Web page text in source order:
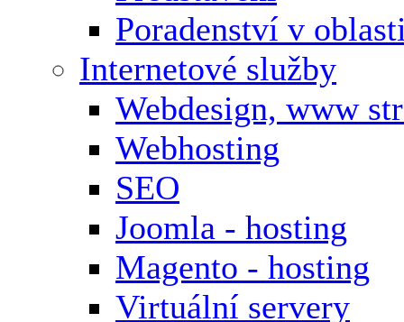
Poradenství v
Internetové služby
Webdesign, www
Webhosting
SEO
Joomla - hosting
Magento - hosting
Virtuální servery